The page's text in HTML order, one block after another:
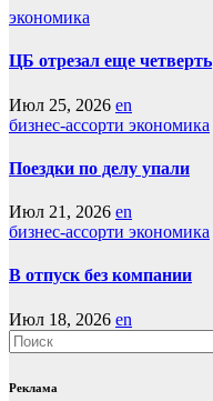
экономика
ЦБ отрезал еще четверть
Июл 25, 2026 en
бизнес-ассорти экономика
Поездки по делу упали
Июл 21, 2026 en
бизнес-ассорти экономика
В отпуск без компании
Июл 18, 2026 en
Реклама